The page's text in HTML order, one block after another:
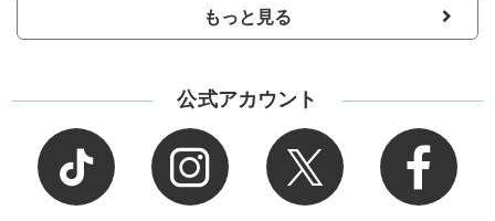
もっと見る
公式アカウント